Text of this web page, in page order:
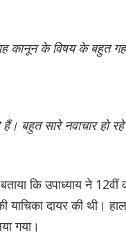
कानून के विषय के बहुत
बहुत सारे नवाचार हो
कि उपाध्याय ने 12वीं
दायर की थी।
गया।